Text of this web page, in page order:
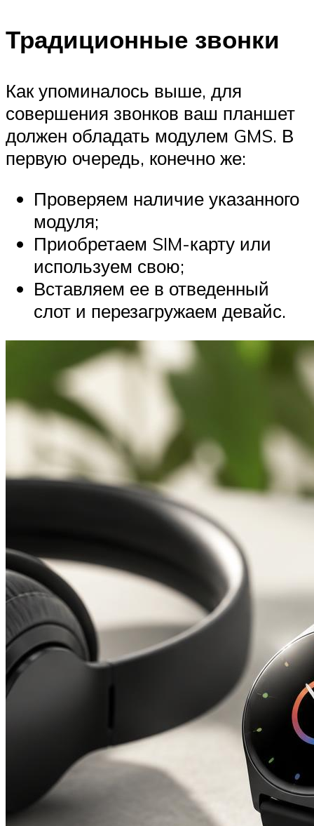
Традиционные звонки
Как упоминалось выше, для
совершения звонков ваш планшет
должен обладать модулем GMS. В
первую очередь, конечно же:
Проверяем наличие указанного
модуля;
Приобретаем SIM-карту или
используем свою;
Вставляем ее в отведенный
слот и перезагружаем девайс.